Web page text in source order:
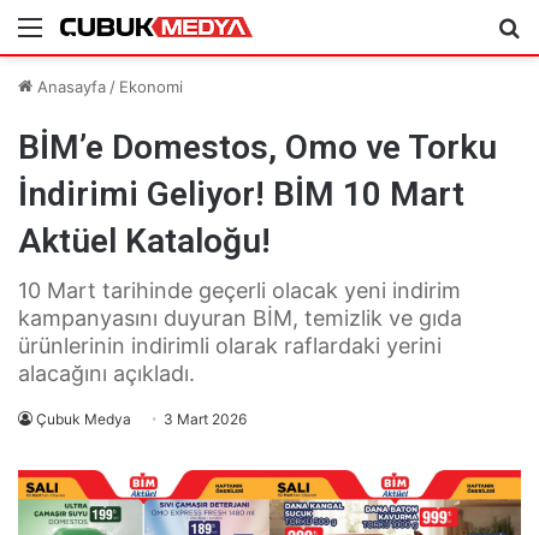
Menü
Anasayfa / Ekonomi
BİM’e Domestos, Omo ve Torku
İndirimi Geliyor! BİM 10 Mart
Aktüel Kataloğu!
10 Mart tarihinde geçerli olacak yeni indirim
kampanyasını duyuran BİM, temizlik ve gıda
ürünlerinin indirimli olarak raflardaki yerini
alacağını açıkladı.
Çubuk Medya 3 Mart 2026